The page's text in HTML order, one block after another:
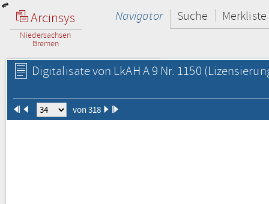
Arcinsys
Niedersachsen
Bremen
Navigator Suche Merkliste
Digitalisate von LkAH A 9 Nr. 1150
von 318